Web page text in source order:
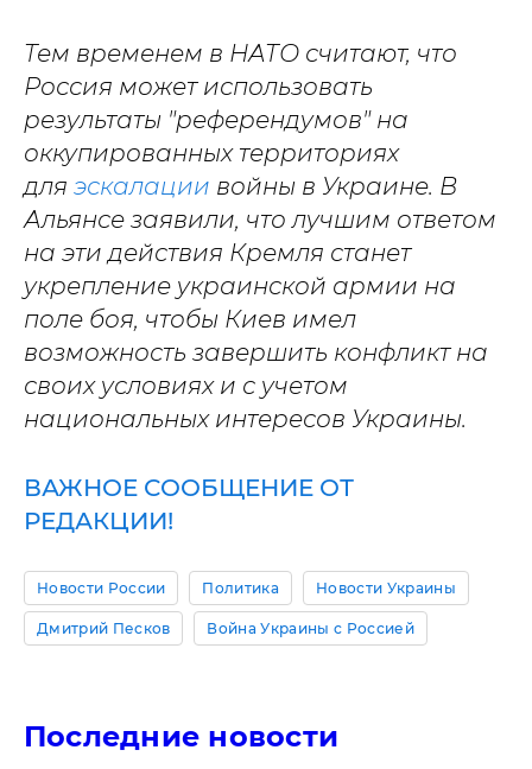
Тем временем в НАТО считают, что
Россия может использовать
результаты "референдумов" на
оккупированных территориях
для эскалации войны в Украине. В
Альянсе заявили, что лучшим ответом
на эти действия Кремля станет
укрепление украинской армии на
поле боя, чтобы Киев имел
возможность завершить конфликт на
своих условиях и с учетом
национальных интересов Украины.
ВАЖНОЕ СООБЩЕНИЕ ОТ
РЕДАКЦИИ!
Новости России Политика Новости Украины
Дмитрий Песков Война Украины с Россией
Последние новости